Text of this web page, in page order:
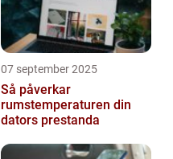
07 september 2025
Så påverkar
rumstemperaturen din
dators prestanda